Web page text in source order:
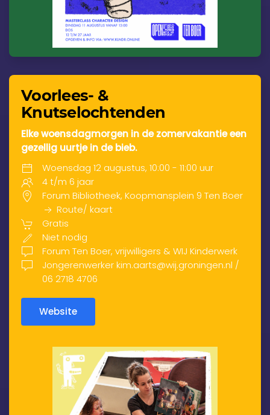
Voorlees- &
Knutselochtenden
Elke woensdagmorgen in de zomervakantie een
gezellig uurtje in de bieb.
Woensdag 12 augustus, 10:00 - 11:00 uur
4 t/m 6 jaar
Forum Bibliotheek, Koopmansplein 9 Ten Boer
Route/ kaart
Gratis
Niet nodig
Forum Ten Boer, vrijwilligers & WIJ Kinderwerk
Jongerenwerker kim.aarts@wij.groningen.nl /
06 2718 4706
Website